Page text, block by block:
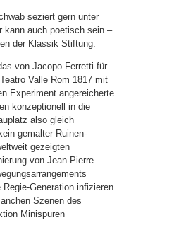
seziert gern unter
kann auch poetisch sein –
der Klassik Stiftung.
von Jacopo Ferretti für
Valle Rom 1817 mit
Experiment angereicherte
konzeptionell in die
also gleich
gemalter Ruinen-
gezeigten
von Jean-Pierre
Generation infizieren
Szenen des
Minispuren